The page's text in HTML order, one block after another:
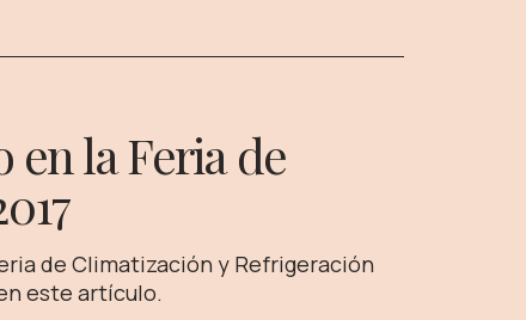
en la Feria de
de Climatización y Refrigeración
este artículo.